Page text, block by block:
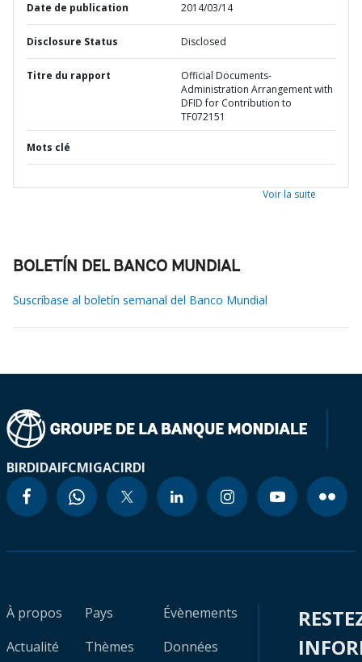
Date de publication 2014/03/14
Disclosure Status Disclosed
Titre du rapport
Official Documents-
Administration Arrangement with
DFID for Contribution to
TF072151
Mots clé
Voir la suite
BOLETÍN DEL BANCO MUNDIAL
Suscríbase al boletín semanal del Banco Mundial
BIRDIDAIFCMIGACIRDI
À propos
Actualité
Pays
Thèmes
Évènements
Données